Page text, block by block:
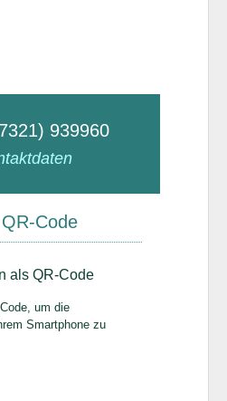
939960
Code
um die
Smartphone zu